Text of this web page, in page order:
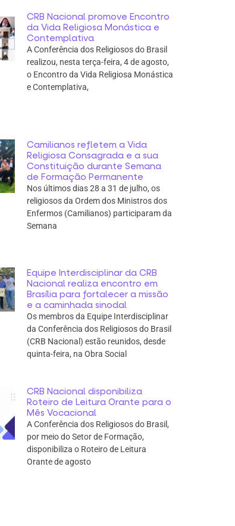
CRB Nacional promove Encontro
da Vida Religiosa Monástica e
Contemplativa
A Conferência dos Religiosos do Brasil
realizou, nesta terça-feira, 4 de agosto,
o Encontro da Vida Religiosa Monástica
e Contemplativa,
Camilianos refletem a Vida
Religiosa Consagrada e a sua
Constituição durante Semana
de Formação Permanente
Nos últimos dias 28 a 31 de julho, os
religiosos da Ordem dos Ministros dos
Enfermos (Camilianos) participaram da
Semana
Equipe Interdisciplinar da CRB
Nacional realiza encontro em
Brasília para fortalecer a missão
e a caminhada sinodal
Os membros da Equipe Interdisciplinar
da Conferência dos Religiosos do Brasil
(CRB Nacional) estão reunidos, desde
quinta-feira, na Obra Social
CRB Nacional disponibiliza
Roteiro de Leitura Orante para o
Mês Vocacional
A Conferência dos Religiosos do Brasil,
por meio do Setor de Formação,
disponibiliza o Roteiro de Leitura
Orante de agosto